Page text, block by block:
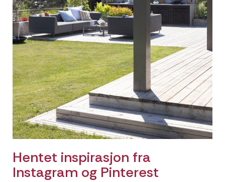
Hentet inspirasjon fra
Instagram og Pinterest